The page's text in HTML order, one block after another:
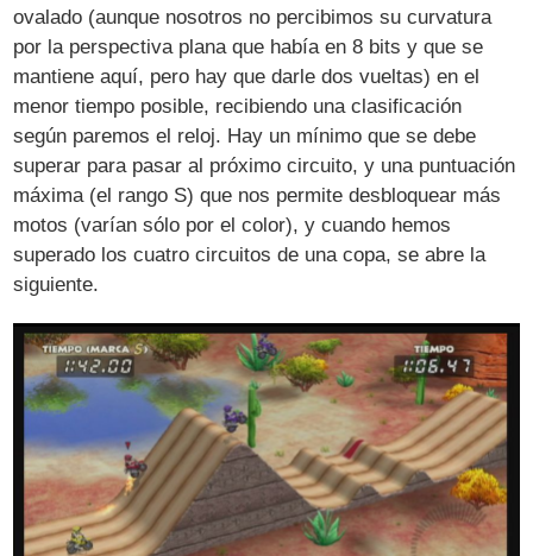
ovalado (aunque nosotros no percibimos su curvatura
por la perspectiva plana que había en 8 bits y que se
mantiene aquí, pero hay que darle dos vueltas) en el
menor tiempo posible, recibiendo una clasificación
según paremos el reloj. Hay un mínimo que se debe
superar para pasar al próximo circuito, y una puntuación
máxima (el rango S) que nos permite desbloquear más
motos (varían sólo por el color), y cuando hemos
superado los cuatro circuitos de una copa, se abre la
siguiente.